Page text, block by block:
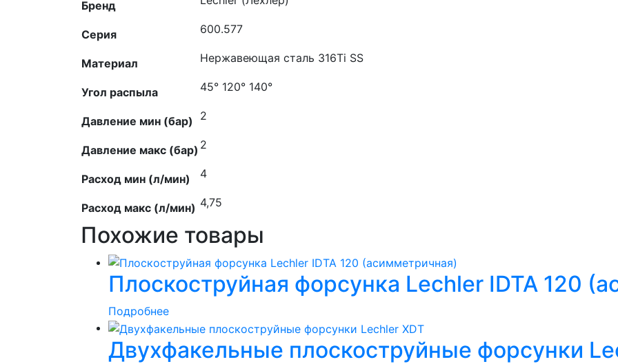
Бренд
Серия 600.577
Материал Нержавеющая сталь 316Ti SS
Угол распыла 45° 120° 140°
Давление мин (бар) 2
Давление макс (бар) 2
Расход мин (л/мин) 4
Расход макс (л/мин) 4,75
Похожие товары
Плоскоструйная форсунка Lechler IDTA 120
Подробнее
Двухфакельные плоскоструйные форсунки